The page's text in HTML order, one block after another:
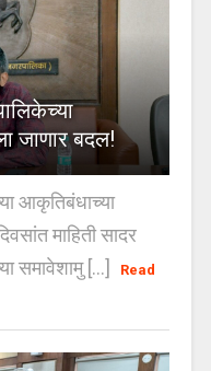
जाणार बदल!
आकृतिबंधाच्या
माहिती सादर
समावेशामु [...]
Read